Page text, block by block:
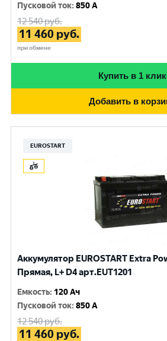
Пусковой ток:850 A
12 540руб.
11 460 руб.
при обмене
Купить в 1 клик
Добавить в
EUROSTART
Аккумулятор EUROSTART Extra
Прямая, L+ D4 арт.EUT1201
Емкость: 120 Ач
Пусковой ток:850 A
12 540руб.
11 460 руб.